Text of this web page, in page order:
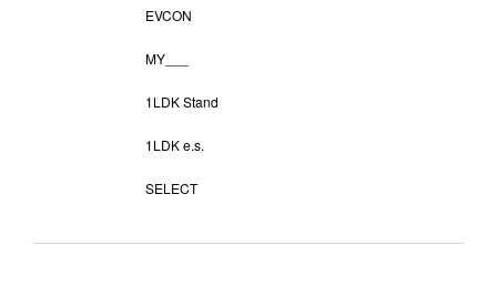
EVCON
MY___
1LDK Stand
1LDK e.s.
SELECT